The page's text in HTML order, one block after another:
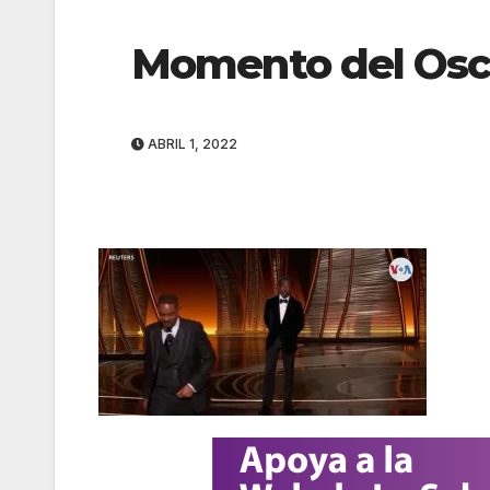
Momento del
ABRIL 1, 2022